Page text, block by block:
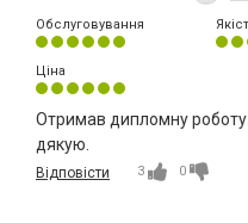
Обслуговування
Ціна
Отримав дипломну
дякую.
Відповісти 3 0